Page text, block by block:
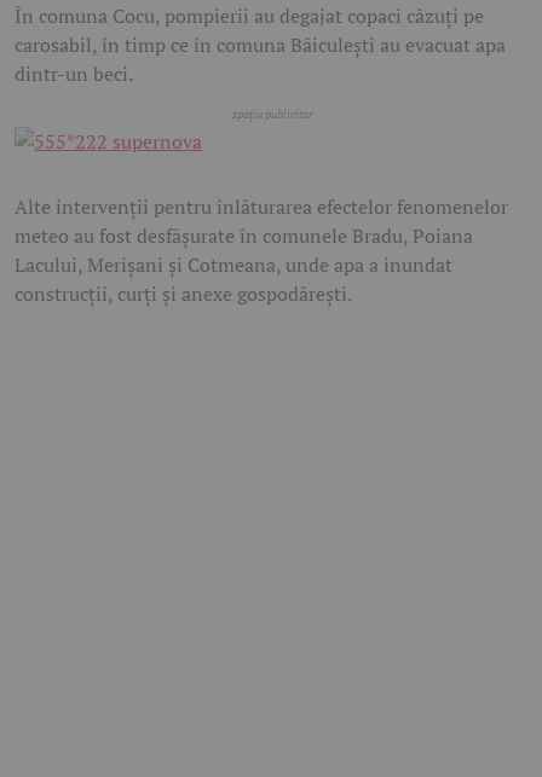
În comuna Cocu, pompierii au degajat copaci căzuți pe
carosabil, în timp ce în comuna Băiculești au evacuat apa
dintr-un beci.
Alte intervenții pentru înlăturarea efectelor fenomenelor
meteo au fost desfășurate în comunele Bradu, Poiana
Lacului, Merișani și Cotmeana, unde apa a inundat
construcții, curți și anexe gospodărești.